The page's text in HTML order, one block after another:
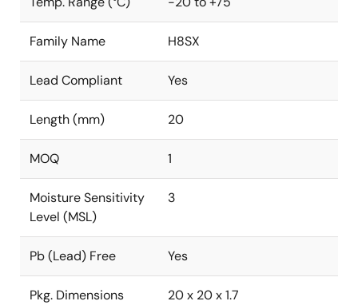
Family Name H8SX
Lead Compliant Yes
Length (mm) 20
MOQ 1
Moisture Sensitivity
Level (MSL)
3
Pb (Lead) Free Yes
Pkg. Dimensions
20 x 20 x 1.7